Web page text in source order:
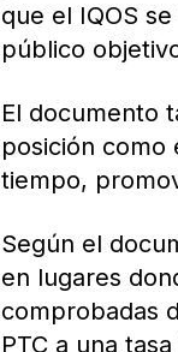
que el IQOS
público
El documento
posición como
tiempo,
Según el
en lugares
comprobadas
PTC a una